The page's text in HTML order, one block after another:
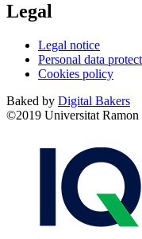
Legal
Legal notice
Personal data
Cookies policy
Baked by Digital Bakers
©2019 Universitat